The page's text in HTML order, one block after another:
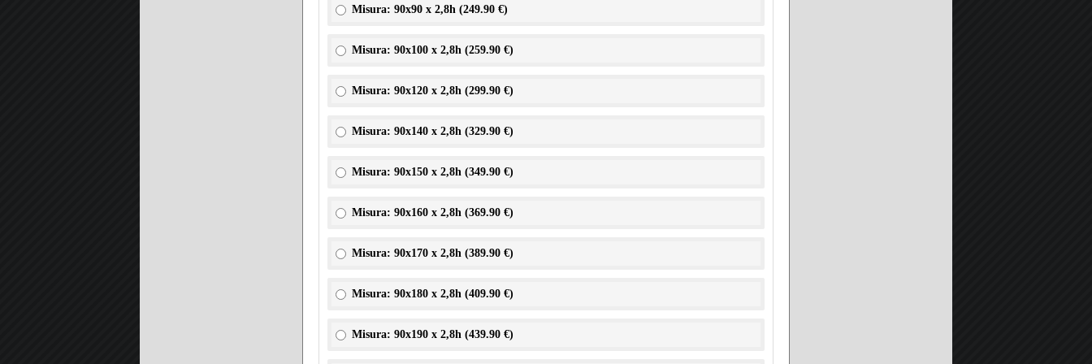
Misura: 90x90 x 2,8h (249.90 €)
Misura: 90x100 x 2,8h (259.90 €)
Misura: 90x120 x 2,8h (299.90 €)
Misura: 90x140 x 2,8h (329.90 €)
Misura: 90x150 x 2,8h (349.90 €)
Misura: 90x160 x 2,8h (369.90 €)
Misura: 90x170 x 2,8h (389.90 €)
Misura: 90x180 x 2,8h (409.90 €)
Misura: 90x190 x 2,8h (439.90 €)